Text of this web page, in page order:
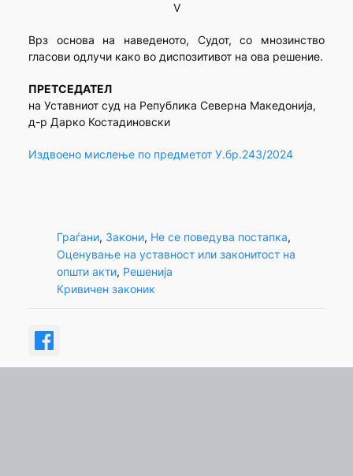
V
Врз основа на наведеното, Судот, со мнозинство
гласови одлучи како во диспозитивот на ова решение.
ПРЕТСЕДАТЕЛ
на Уставниот суд на Република Северна Македонија,
д-р Дарко Костадиновски
Издвоено мислење по предметот У.бр.243/2024
Граѓани, Закони, Не се поведува постапка
Оценување на уставност или законитост на
општи акти, Решенија
Кривичен законик